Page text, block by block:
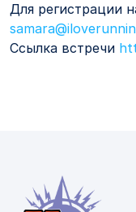
Для регистрации
Ссылка встречи